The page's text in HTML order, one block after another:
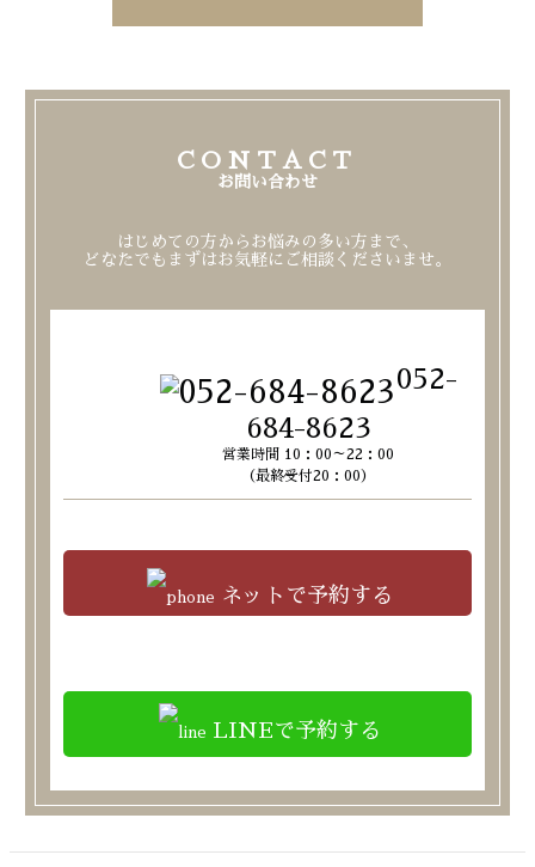
CONTACT
お問い合わせ
はじめての方からお悩みの多い方まで、
どなたでもまずはお気軽にご相談くださいませ。
052-
684-8623
営業時間 10：00～22：00
（最終受付20：00）
ネットで予約する
LINEで予約する